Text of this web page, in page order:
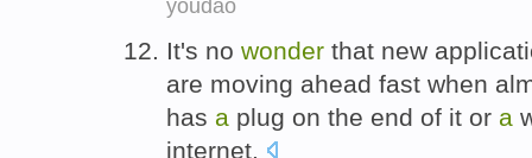
youdao
It's no wonder that new
are moving ahead fast when
has a plug on the end of it or a
internet.